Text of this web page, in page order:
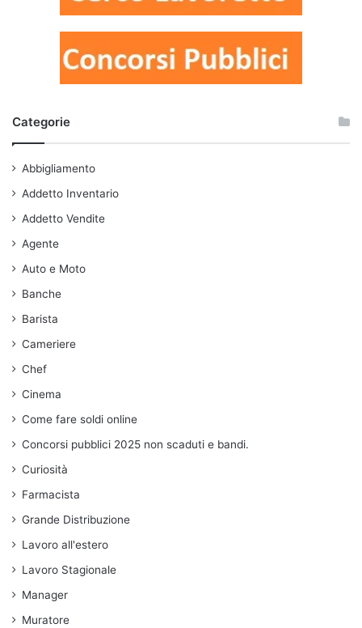
Categorie
Abbigliamento
Addetto Inventario
Addetto Vendite
Agente
Auto e Moto
Banche
Barista
Cameriere
Chef
Cinema
Come fare soldi online
Concorsi pubblici 2025 non scaduti e bandi.
Curiosità
Farmacista
Grande Distribuzione
Lavoro all'estero
Lavoro Stagionale
Manager
Muratore